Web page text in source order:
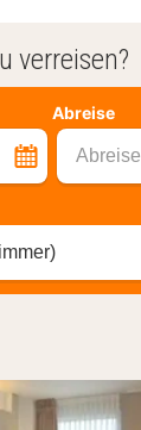
verreisen?
Abreise
Abreise